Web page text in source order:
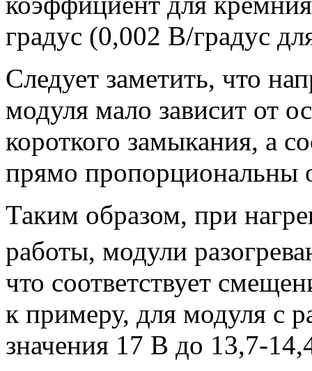
градус (0,002 В/градус
Следует заметить, что
модуля мало зависит от
короткого замыкания, а
прямо пропорциональны
Таким образом, при
работы, модули
что соответствует
к примеру, для модуля с
значения 17 В до 13,7-